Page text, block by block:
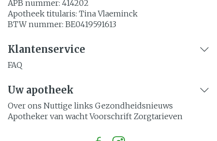
APB nummer: 414202
Apotheek titularis: Tina Vlaeminck
BTW nummer: BE0419591613
Klantenservice
FAQ
Uw apotheek
Over ons Nuttige links Gezondheidsnieuws
Apotheker van wacht Voorschrift Zorgtarieven